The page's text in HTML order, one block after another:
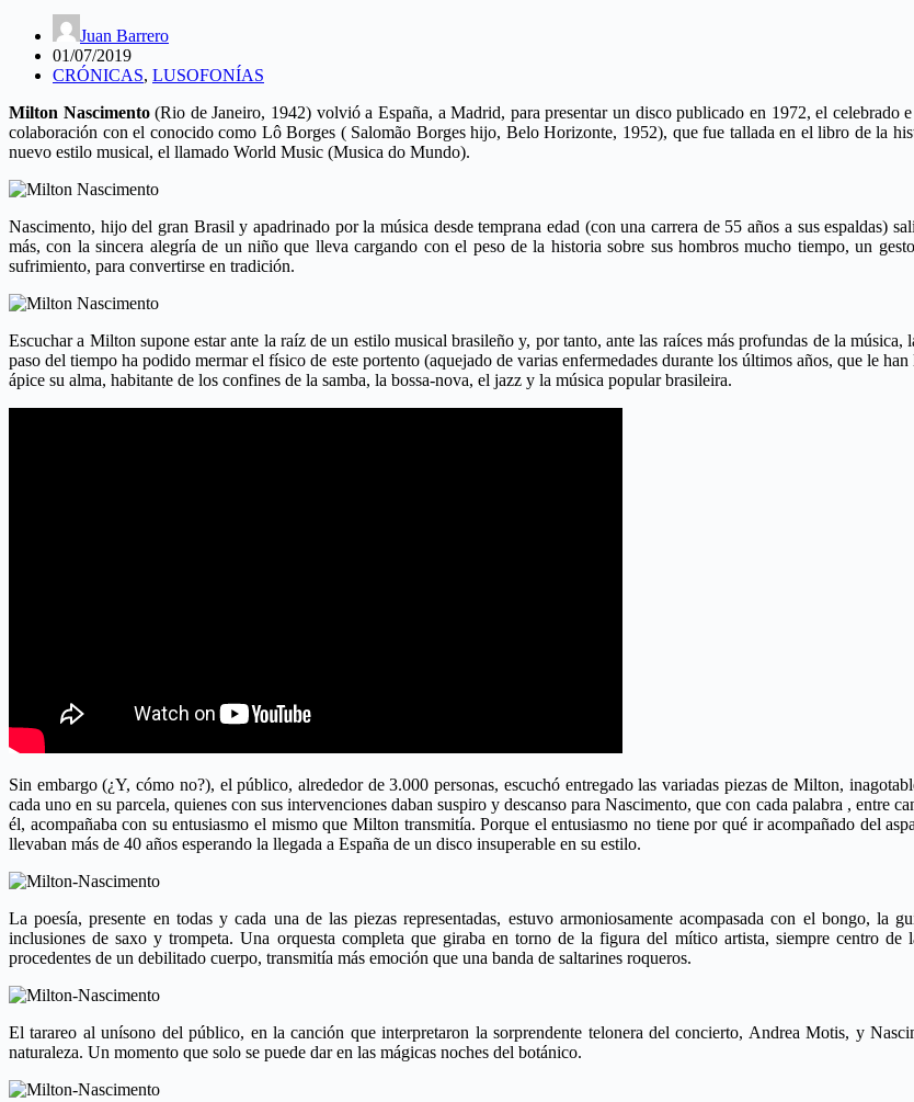
Juan Barrero
01/07/2019
CRÓNICAS, LUSOFONÍAS
Milton Nascimento(Rio de Janeiro, 1942) volvió a España, a Madrid, para presentar un disco publicado en 1972, el celebrado
colaboración con el conocido como Lô Borges ( Salomão Borges hijo, Belo Horizonte, 1952), que fue tallada en el libro de la
nuevo estilo musical, el llamado World Music (Musica do Mundo).
Nascimento, hijo del gran Brasil y apadrinado por la música desde temprana edad (con una carrera de 55 años a sus espaldas)
más, con la sincera alegría de un niño que lleva cargando con el peso de la historia sobre sus hombros mucho tiempo, un
sufrimiento, para convertirse en tradición.
Escuchar a Milton supone estar ante la raíz de un estilo musical brasileño y, por tanto, ante las raíces más profundas de la
paso del tiempo ha podido mermar el físico de este portento (aquejado de varias enfermedades durante los últimos años, que le
ápice su alma, habitante de los confines de la samba, la bossa-nova, el jazz y la música popular brasileira.
Sin embargo (¿Y, cómo no?), el público, alrededor de 3.000 personas, escuchó entregado las variadas piezas de Milton,
cada uno en su parcela, quienes con sus intervenciones daban suspiro y descanso para Nascimento, que con cada palabra , entre
él, acompañaba con su entusiasmo el mismo que Milton transmitía. Porque el entusiasmo no tiene por qué ir acompañado del
llevaban más de 40 años esperando la llegada a España de un disco insuperable en su estilo.
La poesía, presente en todas y cada una de las piezas representadas, estuvo armoniosamente acompasada con el bongo, la
inclusiones de saxo y trompeta. Una orquesta completa que giraba en torno de la figura del mítico artista, siempre centro
procedentes de un debilitado cuerpo, transmitía más emoción que una banda de saltarines roqueros.
El tarareo al unísono del público, en la canción que interpretaron la sorprendente telonera del concierto, Andrea Motis, y
naturaleza. Un momento que solo se puede dar en las mágicas noches del botánico.